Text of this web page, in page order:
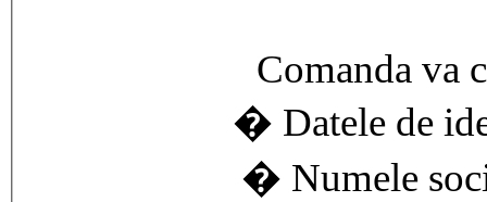
Comanda va
� Datele de
� Numele